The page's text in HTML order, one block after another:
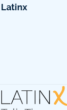
Latinx